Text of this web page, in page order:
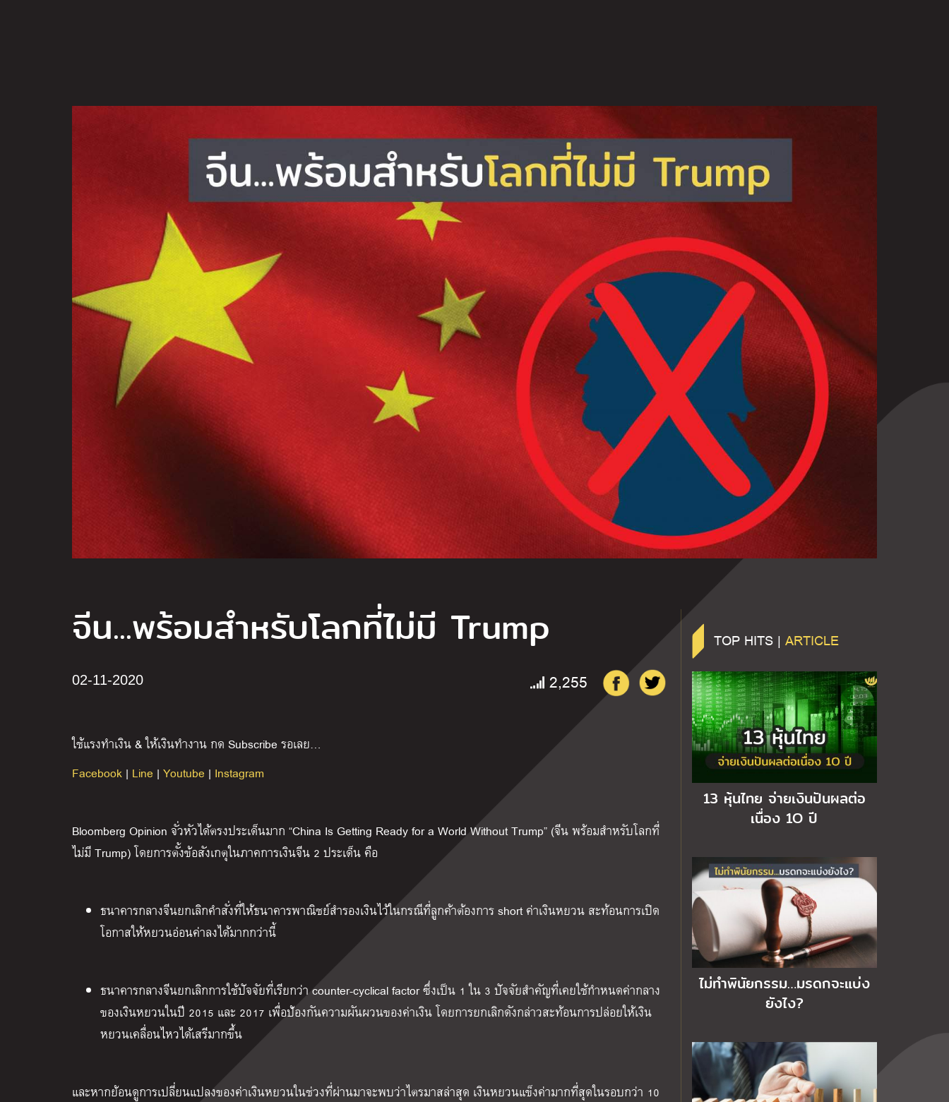
จีน...พร้อมสำหรับโลกที่ไม่มี Trump
02-11-2020 2,255
ใช้แรงทำเงิน & ให้เงินทำงาน กด Subscribe รอเลย…
Facebook | Line | Youtube | Instagram
Bloomberg Opinion จั่วหัวได้ตรงประเด็นมาก “China Is Getting Ready for a World Without Trump” (จีน พร้อมสำหรับโลกที่
ไม่มี Trump) โดยการตั้งข้อสังเกตุในภาคการเงินจีน 2 ประเด็น คือ
ธนาคารกลางจีนยกเลิกคำสั่งที่ให้ธนาคารพาณิชย์สำรองเงินไว้ในกรณีที่ลูกค้าต้องการ short ค่าเงินหยวน สะท้อนการเปิด
โอกาสให้หยวนอ่อนค่าลงได้มากกว่านี้
ธนาคารกลางจีนยกเลิกการใช้ปัจจัยที่เรียกว่า counter-cyclical factor ซึ่งเป็น 1 ใน 3 ปัจจัยสำคัญที่เคยใช้กำหนดค่ากลาง
ของเงินหยวนในปี 2015 และ 2017 เพื่อป้องกันความผันผวนของค่าเงิน โดยการยกเลิกดังกล่าวสะท้อนการปล่อยให้เงิน
หยวนเคลื่อนไหวได้เสรีมากขึ้น
และหากย้อนดูการเปลี่ยนแปลงของค่าเงินหยวนในช่วงที่ผ่านมาจะพบว่าไตรมาสล่าสุด เงินหยวนแข็งค่ามากที่สุดในรอบกว่า 10
TOP HITS | ARTICLE
13 หุ้นไทย จ่ายเงินปันผลต่อ
เนื่อง 1O ปี
ไม่ทำพินัยกรรม…มรดกจะแบ่ง
ยังไง?